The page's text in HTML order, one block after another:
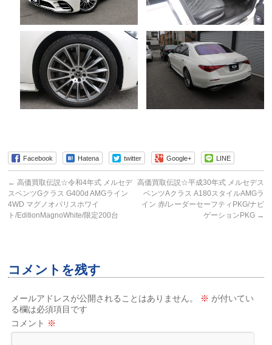
Facebook Hatena twitter Google+ LINE
← 高価買取伝説☆令和4年式 メルセデ
スベンツGクラス G400d AMGライン
4WD マグノオパリスホワイ
ト/EditionMagnoWhite/限定200台
高価買取伝説☆平成30年式 メルセデス
ベンツAクラス A180スタイルAMGラ
イン 赤/レーダーセーフティPKG/ナビ
ゲーションPKG →
コメントを残す
メールアドレスが公開されることはありません。 ※ が付いてい
る欄は必須項目です
コメント ※